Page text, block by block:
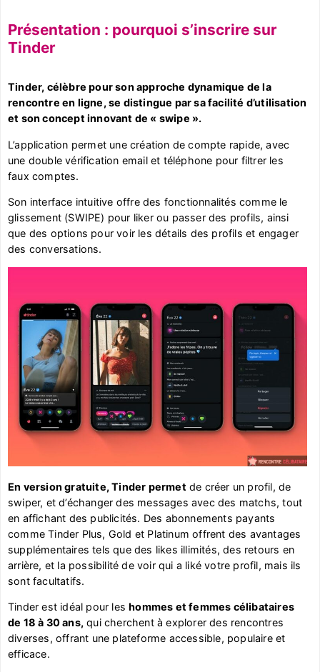
Présentation : pourquoi s’inscrire sur
Tinder
Tinder, célèbre pour son approche dynamique de la
rencontre en ligne, se distingue par sa facilité d’utilisation
et son concept innovant de « swipe ».
L’application permet une création de compte rapide, avec
une double vérification email et téléphone pour filtrer les
faux comptes.
Son interface intuitive offre des fonctionnalités comme le
glissement (SWIPE) pour liker ou passer des profils, ainsi
que des options pour voir les détails des profils et engager
des conversations.
En version gratuite, Tinder permet de créer un profil, de
swiper, et d’échanger des messages avec des matchs, tout
en affichant des publicités. Des abonnements payants
comme Tinder Plus, Gold et Platinum offrent des avantages
supplémentaires tels que des likes illimités, des retours en
arrière, et la possibilité de voir qui a liké votre profil, mais ils
sont facultatifs.
Tinder est idéal pour leshommes et femmes célibataires
de 18 à 30 ans, qui cherchent à explorer des rencontres
diverses, offrant une plateforme accessible, populaire et
efficace.